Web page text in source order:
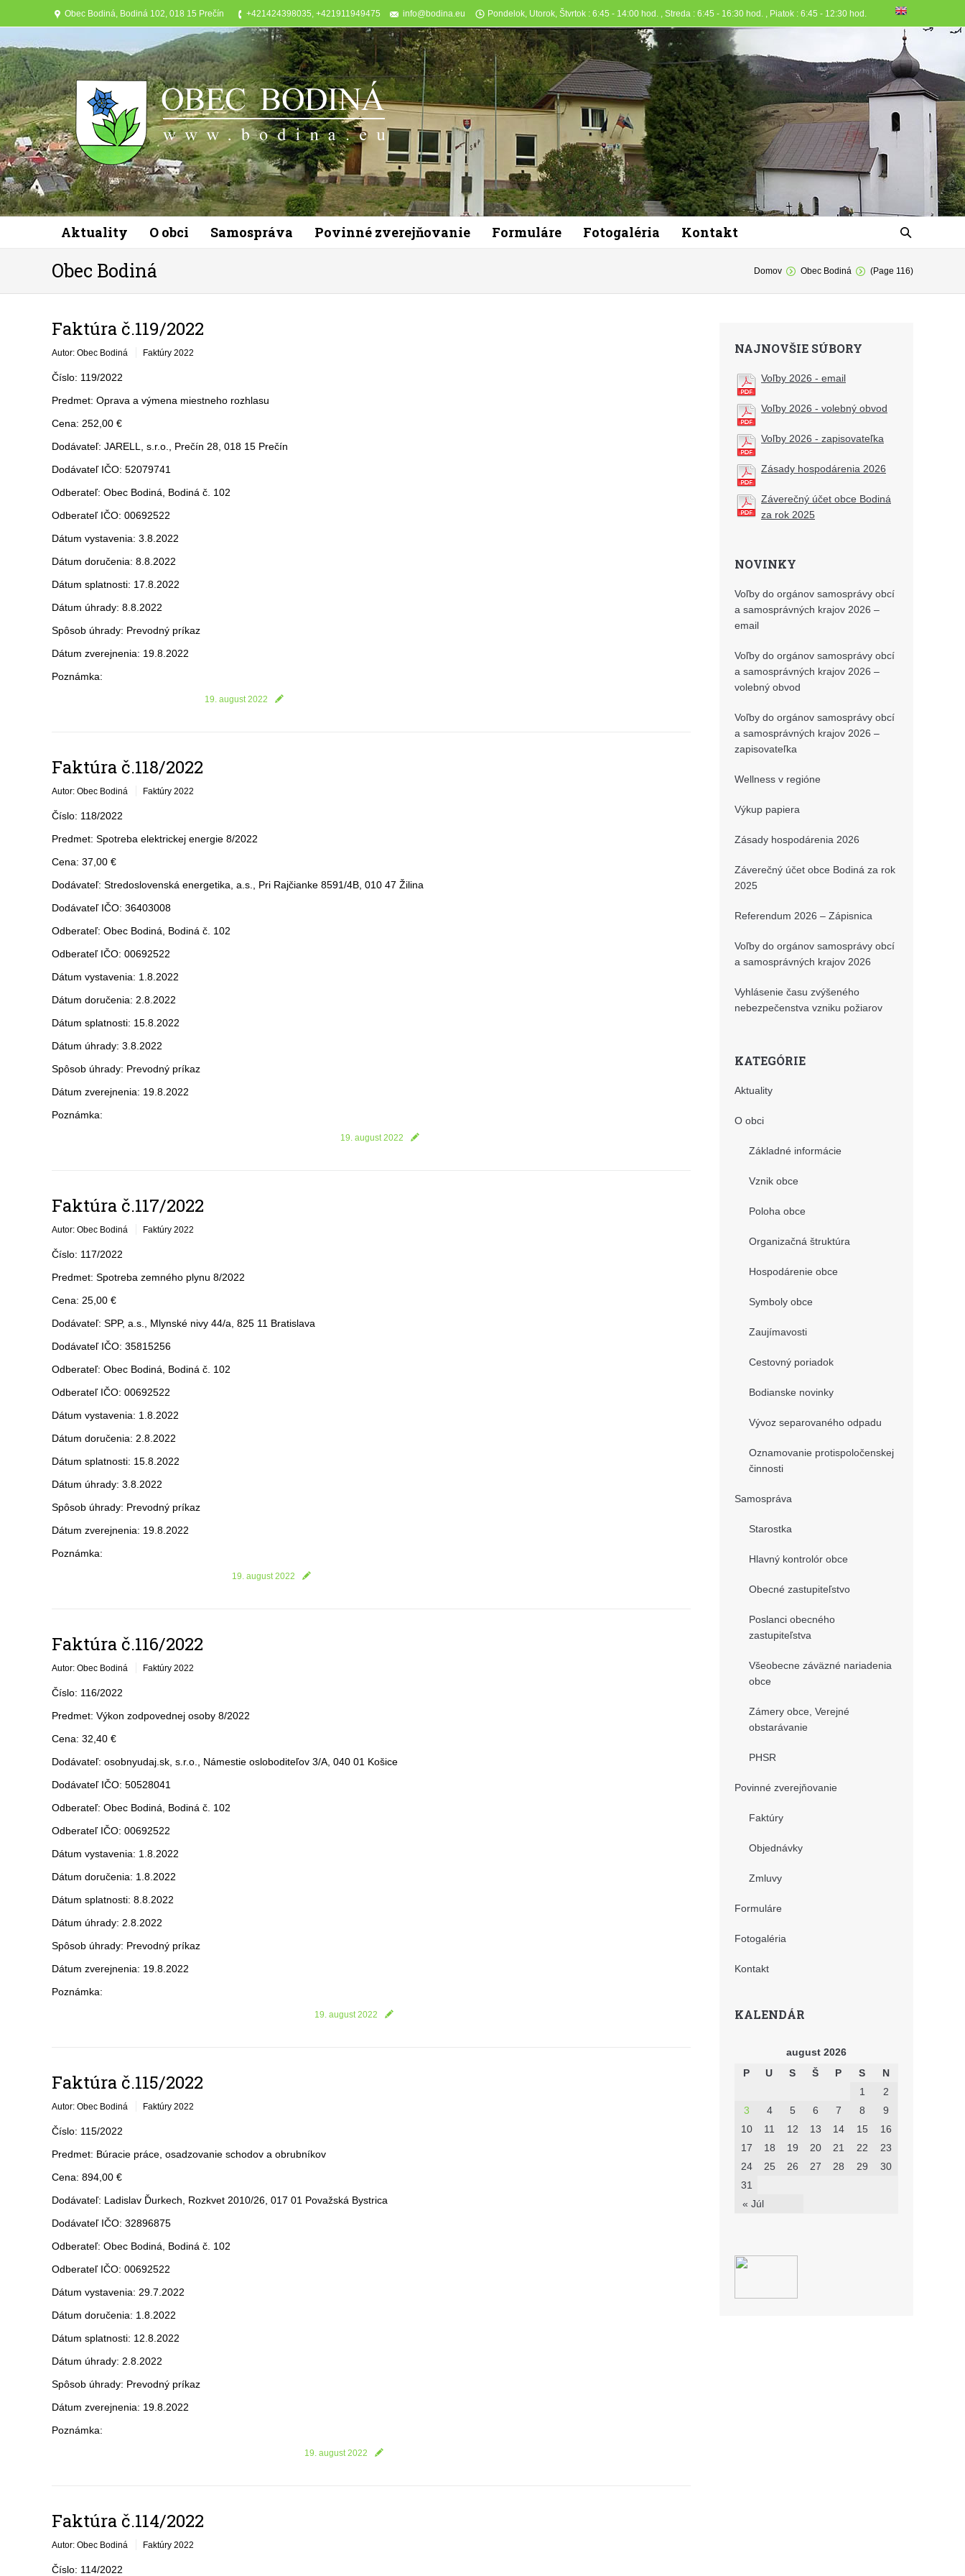
Obec Bodiná, Bodiná 102, 018 15 Prečín +421424398035, +421911949475 info@bodina.eu Pondelok, Utorok, Štvrtok : 6:45 - 14:00 hod. , Streda : 6:45 - 16:30 hod. , Piatok : 6:45 - 12:30 hod.
Aktuality O obci Samospráva Povinné zverejňovanie Formuláre Fotogaléria Kontakt
Obec Bodiná Domov Obec Bodiná (Page 116)
Faktúra č.119/2022
Autor: Obec Bodiná Faktúry 2022
Číslo: 119/2022
Predmet: Oprava a výmena miestneho rozhlasu
Cena: 252,00 €
Dodávateľ: JARELL, s.r.o., Prečín 28, 018 15 Prečín
Dodávateľ IČO: 52079741
Odberateľ: Obec Bodiná, Bodiná č. 102
Odberateľ IČO: 00692522
Dátum vystavenia: 3.8.2022
Dátum doručenia: 8.8.2022
Dátum splatnosti: 17.8.2022
Dátum úhrady: 8.8.2022
Spôsob úhrady: Prevodný príkaz
Dátum zverejnenia: 19.8.2022
Poznámka:
19. august 2022
Faktúra č.118/2022
Autor: Obec Bodiná Faktúry 2022
Číslo: 118/2022
Predmet: Spotreba elektrickej energie 8/2022
Cena: 37,00 €
Dodávateľ: Stredoslovenská energetika, a.s., Pri Rajčianke 8591/4B, 010 47 Žilina
Dodávateľ IČO: 36403008
Odberateľ: Obec Bodiná, Bodiná č. 102
Odberateľ IČO: 00692522
Dátum vystavenia: 1.8.2022
Dátum doručenia: 2.8.2022
Dátum splatnosti: 15.8.2022
Dátum úhrady: 3.8.2022
Spôsob úhrady: Prevodný príkaz
Dátum zverejnenia: 19.8.2022
Poznámka:
19. august 2022
Faktúra č.117/2022
Autor: Obec Bodiná Faktúry 2022
Číslo: 117/2022
Predmet: Spotreba zemného plynu 8/2022
Cena: 25,00 €
Dodávateľ: SPP, a.s., Mlynské nivy 44/a, 825 11 Bratislava
Dodávateľ IČO: 35815256
Odberateľ: Obec Bodiná, Bodiná č. 102
Odberateľ IČO: 00692522
Dátum vystavenia: 1.8.2022
Dátum doručenia: 2.8.2022
Dátum splatnosti: 15.8.2022
Dátum úhrady: 3.8.2022
Spôsob úhrady: Prevodný príkaz
Dátum zverejnenia: 19.8.2022
Poznámka:
19. august 2022
Faktúra č.116/2022
Autor: Obec Bodiná Faktúry 2022
Číslo: 116/2022
Predmet: Výkon zodpovednej osoby 8/2022
Cena: 32,40 €
Dodávateľ: osobnyudaj.sk, s.r.o., Námestie osloboditeľov 3/A, 040 01 Košice
Dodávateľ IČO: 50528041
Odberateľ: Obec Bodiná, Bodiná č. 102
Odberateľ IČO: 00692522
Dátum vystavenia: 1.8.2022
Dátum doručenia: 1.8.2022
Dátum splatnosti: 8.8.2022
Dátum úhrady: 2.8.2022
Spôsob úhrady: Prevodný príkaz
Dátum zverejnenia: 19.8.2022
Poznámka:
19. august 2022
Faktúra č.115/2022
Autor: Obec Bodiná Faktúry 2022
Číslo: 115/2022
Predmet: Búracie práce, osadzovanie schodov a obrubníkov
Cena: 894,00 €
Dodávateľ: Ladislav Ďurkech, Rozkvet 2010/26, 017 01 Považská Bystrica
Dodávateľ IČO: 32896875
Odberateľ: Obec Bodiná, Bodiná č. 102
Odberateľ IČO: 00692522
Dátum vystavenia: 29.7.2022
Dátum doručenia: 1.8.2022
Dátum splatnosti: 12.8.2022
Dátum úhrady: 2.8.2022
Spôsob úhrady: Prevodný príkaz
Dátum zverejnenia: 19.8.2022
Poznámka:
19. august 2022
Faktúra č.114/2022
Autor: Obec Bodiná Faktúry 2022
Číslo: 114/2022
NAJNOVŠIE SÚBORY
Voľby 2026 - email
Voľby 2026 - volebný obvod
Voľby 2026 - zapisovateľka
Zásady hospodárenia 2026
Záverečný účet obce Bodiná
za rok 2025
NOVINKY
Voľby do orgánov samosprávy obcí
a samosprávných krajov 2026 –
email
Voľby do orgánov samosprávy obcí
a samosprávných krajov 2026 –
volebný obvod
Voľby do orgánov samosprávy obcí
a samosprávných krajov 2026 –
zapisovateľka
Wellness v regióne
Výkup papiera
Zásady hospodárenia 2026
Záverečný účet obce Bodiná za rok
2025
Referendum 2026 – Zápisnica
Voľby do orgánov samosprávy obcí
a samosprávných krajov 2026
Vyhlásenie času zvýšeného
nebezpečenstva vzniku požiarov
KATEGÓRIE
Aktuality
O obci
Základné informácie
Vznik obce
Poloha obce
Organizačná štruktúra
Hospodárenie obce
Symboly obce
Zaujímavosti
Cestovný poriadok
Bodianske novinky
Vývoz separovaného odpadu
Oznamovanie protispoločenskej
činnosti
Samospráva
Starostka
Hlavný kontrolór obce
Obecné zastupiteľstvo
Poslanci obecného
zastupiteľstva
Všeobecne záväzné nariadenia
obce
Zámery obce, Verejné
obstarávanie
PHSR
Povinné zverejňovanie
Faktúry
Objednávky
Zmluvy
Formuláre
Fotogaléria
Kontakt
KALENDÁR
august 2026
P
U S Š P S N
« Júl
1
2
3
4 5 6 7 8
9
10
11 12 13 14 15
16
17
18 19 20 21 22
23
24
25 26 27 28 29
30
31